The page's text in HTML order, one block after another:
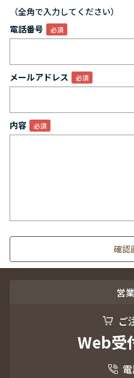
（全角で入力してください）
電話番号
メールアドレス
内容
営
ご
Web受